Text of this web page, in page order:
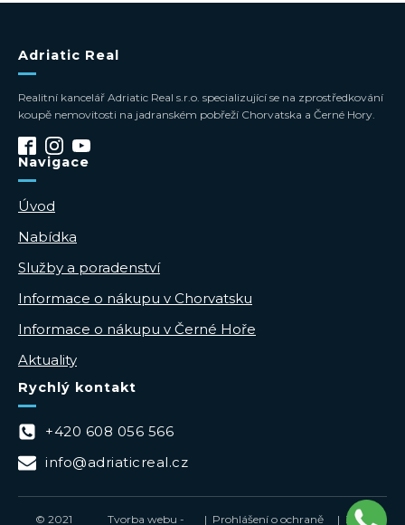
Adriatic Real
Realitní kancelář Adriatic Real s.r.o. specializující se na zprostředkování
koupě nemovitosti na jadranském pobřeží Chorvatska a Černé Hory.
Navigace
Úvod
Nabídka
Služby a poradenství
Informace o nákupu v Chorvatsku
Informace o nákupu v Černé Hoře
Aktuality
Rychlý kontakt
+420 608 056 566
info@adriaticreal.cz
© 2021 Tvorba webu - | Prohlášení o ochraně | Zásady